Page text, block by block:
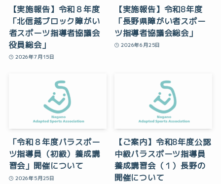
【実施報告】令和８年度
「北信越ブロック障がい
者スポーツ指導者協議会
役員総会」
2026年7月15日
【実施報告】令和8年度
「長野県障がい者スポー
ツ指導者協議会総会」
2026年6月25日
「令和８年度パラスポー
ツ指導員（初級）養成講
習会」開催について
2026年5月25日
【ご案内】令和8年度公認
中級パラスポーツ指導員
養成講習会（１）長野の
開催について